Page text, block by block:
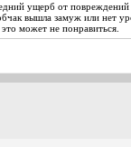
ущерб от повреждений
вышла замуж или нет
может не понравиться.